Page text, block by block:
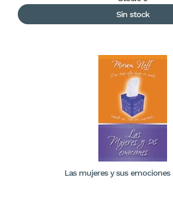
Sin stock
Las mujeres y sus emociones